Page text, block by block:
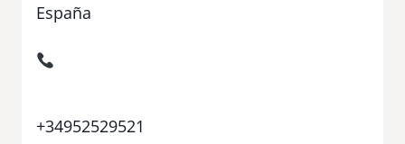
España
+34952529521